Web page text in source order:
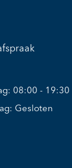
08:00 - 19:30
Gesloten